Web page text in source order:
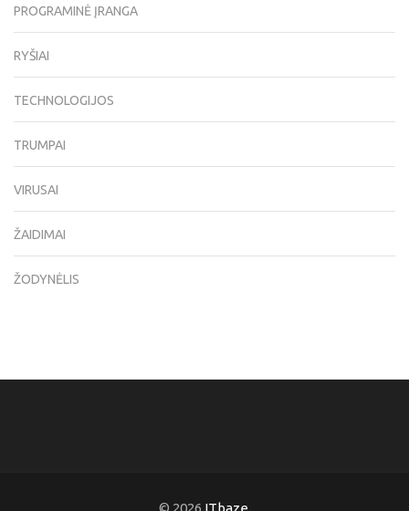
PROGRAMINĖ ĮRANGA
RYŠIAI
TECHNOLOGIJOS
TRUMPAI
VIRUSAI
ŽAIDIMAI
ŽODYNĖLIS